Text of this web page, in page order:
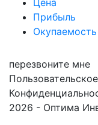
Прибыль
Окупаемость
перезвоните мне
2026 - Оптима